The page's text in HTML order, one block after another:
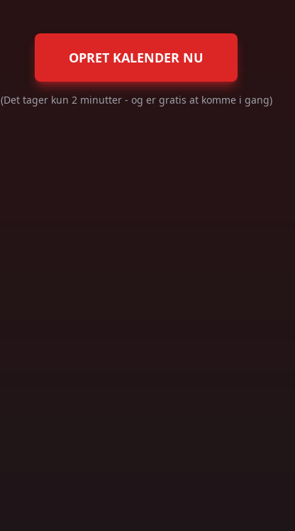
OPRET KALENDER NU
(Det tager kun 2 minutter - og er gratis at komme i gang)